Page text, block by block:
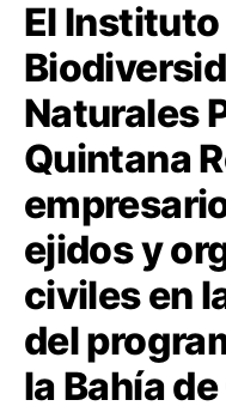
El Instituto
Naturales
Quintana
ejidos y
civiles en
del
la Bahía